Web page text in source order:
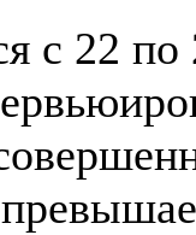
с 22 по